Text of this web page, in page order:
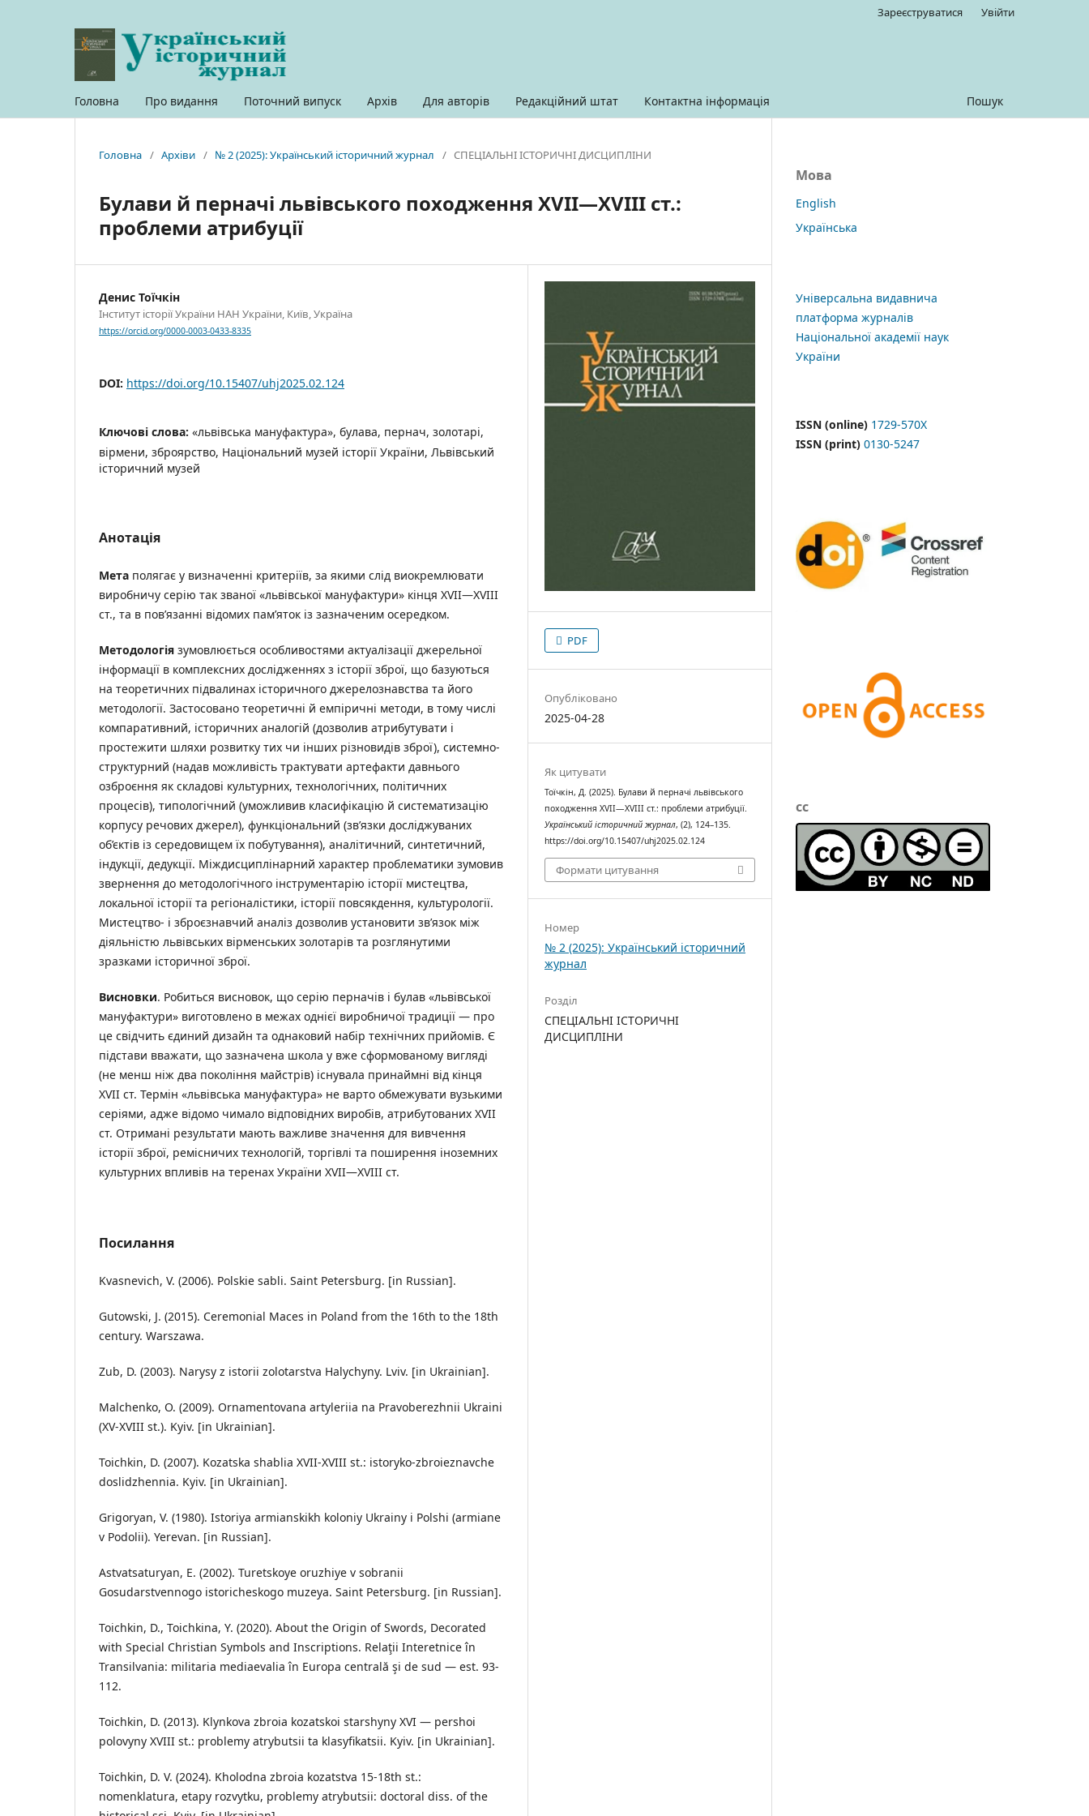
Головна Про видання Поточний випуск Архів Для авторів Редакційний штат Контактна інформація Пошук
Зареєструватися Увійти
Головна / Архіви / № 2 (2025): Український історичний журнал / СПЕЦІАЛЬНІ ІСТОРИЧНІ ДИСЦИПЛІНИ
Булави й перначі львівського походження XVII—XVIII ст.:
проблеми атрибуції
Денис Тоїчкін
Інститут історії України НАН України, Київ, Україна
https://orcid.org/0000-0003-0433-8335
DOI: https://doi.org/10.15407/uhj2025.02.124
Ключові слова: «львівська мануфактура», булава, пернач, золотарі,
вірмени, зброярство, Національний музей історії України, Львівський
історичний музей
Анотація
Мета полягає у визначенні критеріїв, за якими слід виокремлювати
виробничу серію так званої «львівської мануфактури» кінця XVII—XVIII
ст., та в пов’язанні відомих пам’яток із зазначеним осередком.
Методологія зумовлюється особливостями актуалізації джерельної
інформації в комплексних дослідженнях з історії зброї, що базуються
на теоретичних підвалинах історичного джерелознавства та його
методології. Застосовано теоретичні й емпіричні методи, в тому числі
компаративний, історичних аналогій (дозволив атрибутувати і
простежити шляхи розвитку тих чи інших різновидів зброї), системно-
структурний (надав можливість трактувати артефакти давнього
озброєння як складові культурних, технологічних, політичних
процесів), типологічний (уможливив класифікацію й систематизацію
корпусу речових джерел), функціональний (зв’язки досліджуваних
об’єктів із середовищем їх побутування), аналітичний, синтетичний,
індукції, дедукції. Міждисциплінарний характер проблематики зумовив
звернення до методологічного інструментарію історії мистецтва,
локальної історії та регіоналістики, історії повсякдення, культурології.
Мистецтво- і зброєзнавчий аналіз дозволив установити зв’язок між
діяльністю львівських вірменських золотарів та розглянутими
зразками історичної зброї.
Висновки. Робиться висновок, що серію перначів і булав «львівської
мануфактури» виготовлено в межах однієї виробничої традиції — про
це свідчить єдиний дизайн та однаковий набір технічних прийомів. Є
підстави вважати, що зазначена школа у вже сформованому вигляді
(не менш ніж два покоління майстрів) існувала принаймні від кінця
XVII ст. Термін «львівська мануфактура» не варто обмежувати вузькими
серіями, адже відомо чимало відповідних виробів, атрибутованих XVII
ст. Отримані результати мають важливе значення для вивчення
історії зброї, ремісничих технологій, торгівлі та поширення іноземних
культурних впливів на теренах України XVII—XVІII ст.
Посилання
Kvasnevich, V. (2006). Polskie sabli. Saint Petersburg. [in Russian].
Gutowski, J. (2015). Ceremonial Maces in Poland from the 16th to the 18th
century. Warszawa.
Zub, D. (2003). Narysy z istorii zolotarstva Halychyny. Lviv. [in Ukrainian].
Malchenko, O. (2009). Ornamentovana artyleriia na Pravoberezhnii Ukraini
(XV-XVIII st.). Kyiv. [in Ukrainian].
Toichkin, D. (2007). Kozatska shablia XVII-XVIII st.: istoryko-zbroieznavche
doslidzhennia. Kyiv. [in Ukrainian].
Grigoryan, V. (1980). Istoriya armianskikh koloniy Ukrainy i Polshi (armiane
v Podolii). Yerevan. [in Russian].
Astvatsaturyan, E. (2002). Turetskoye oruzhiye v sobranii
Gosudarstvennogo istoricheskogo muzeya. Saint Petersburg. [in Russian].
Toichkin, D., Toichkina, Y. (2020). About the Origin of Swords, Decorated
with Special Christian Symbols and Inscriptions. Relaţii Interetnice în
Transilvania: militaria mediaevalia în Europa centrală şi de sud — est. 93-
112.
Toichkin, D. (2013). Klynkova zbroia kozatskoi starshyny XVI — pershoi
polovyny XVIII st.: problemy atrybutsii ta klasyfikatsii. Kyiv. [in Ukrainian].
Toichkin, D. V. (2024). Kholodna zbroia kozatstva 15-18th st.:
nomenklatura, etapy rozvytku, problemy atrybutsii: doctoral diss. of the
PDF
Опубліковано
2025-04-28
Як цитувати
Тоїчкін, Д. (2025). Булави й перначі львівського
походження XVII—XVIII ст.: проблеми атрибуції.
Український історичний журнал, (2), 124–135.
https://doi.org/10.15407/uhj2025.02.124
Формати цитування
Номер
№ 2 (2025): Український історичний
журнал
Розділ
СПЕЦІАЛЬНІ ІСТОРИЧНІ
ДИСЦИПЛІНИ
Мова
English
Українська
Універсальна видавнича
платформа журналів
Національної академії наук
України
ISSN (online) 1729-570X
ISSN (print) 0130-5247
cc